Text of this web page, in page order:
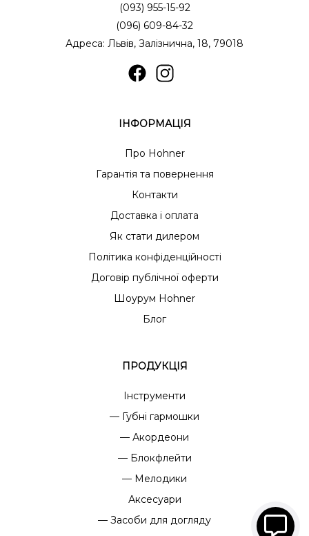
(093) 955-15-92
(096) 609-84-32
Адреса: Львів, Залізнична, 18, 79018
ІНФОРМАЦІЯ
Про Hohner
Гарантія та повернення
Контакти
Доставка і оплата
Як стати дилером
Політика конфіденційності
Договір публічної оферти
Шоурум Hohner
Блог
ПРОДУКЦІЯ
Інструменти
— Губні гармошки
— Акордеони
— Блокфлейти
— Мелодики
Аксесуари
— Засоби для догляду